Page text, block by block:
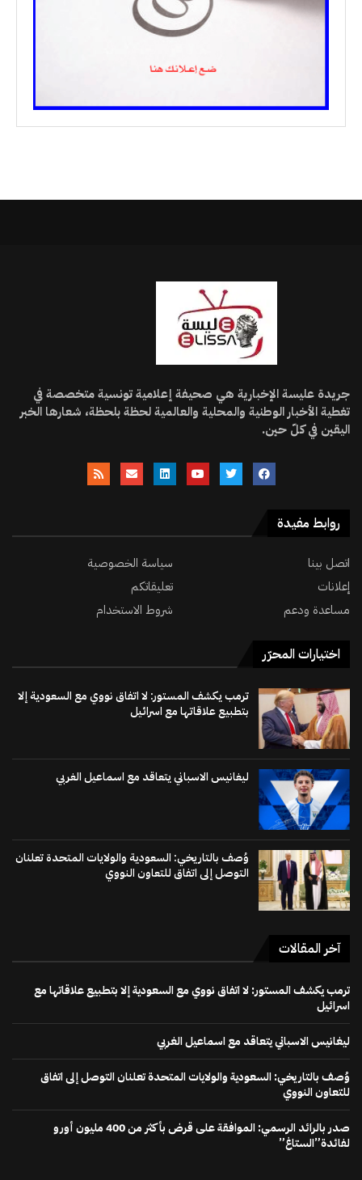
جريدة عليسة الإخبارية هي صحيفة إعلامية تونسية متخصصة في
تغطية الأخبار الوطنية والمحلية والعالمية لحظة بلحظة، شعارها الخبر
اليقين في كلّ حين.
روابط مفيدة
اتصل بينا
سياسة الخصوصية
إعلانات
تعليقاتكم
مساعدة ودعم
شروط الاستخدام
اختيارات المحرّر
ترمب يكشف المستور: لا اتفاق نووي مع السعودية إلا
بتطبيع علاقاتها مع اسرائيل
ليغانيس الاسباني يتعاقد مع اسماعيل الغربي
وُصف بالتاريخي: السعودية والولايات المتحدة تعلنان
التوصل إلى اتفاق للتعاون النووي
آخر المقالات
ترمب يكشف المستور: لا اتفاق نووي مع السعودية إلا بتطبيع علاقاتها مع
اسرائيل
ليغانيس الاسباني يتعاقد مع اسماعيل الغربي
وُصف بالتاريخي: السعودية والولايات المتحدة تعلنان التوصل إلى اتفاق
للتعاون النووي
صدر بالرائد الرسمي: الموافقة على قرض بأكثر من 400 مليون أورو
لفائدة”الستاغ”